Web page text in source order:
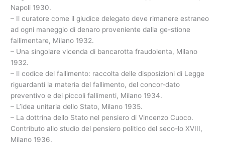
Napoli 1930.
– Il curatore come il giudice delegato deve rimanere estraneo
ad ogni maneggio di denaro proveniente dalla ge-stione
fallimentare, Milano 1932.
– Una singolare vicenda di bancarotta fraudolenta, Milano
1932.
– Il codice del fallimento: raccolta delle disposizioni di Legge
riguardanti la materia del fallimento, del concor-dato
preventivo e dei piccoli fallimenti, Milano 1934.
– L’idea unitaria dello Stato, Milano 1935.
– La dottrina dello Stato nel pensiero di Vincenzo Cuoco.
Contributo allo studio del pensiero politico del seco-lo XVIII,
Milano 1936.